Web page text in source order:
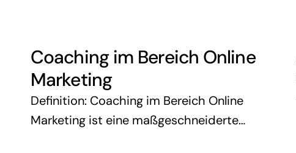
Coaching im Bereich Online
Marketing
Definition: Coaching im Bereich Online
Marketing ist eine maßgeschneiderte